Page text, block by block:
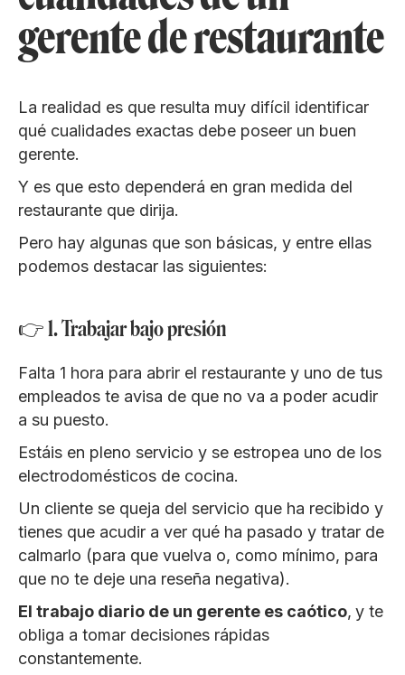
gerente de restaurante
La realidad es que resulta muy difícil identificar
qué cualidades exactas debe poseer un buen
gerente.
Y es que esto dependerá en gran medida del
restaurante que dirija.
Pero hay algunas que son básicas, y entre ellas
podemos destacar las siguientes:
👉 1. Trabajar bajo presión
Falta 1 hora para abrir el restaurante y uno de tus
empleados te avisa de que no va a poder acudir
a su puesto.
Estáis en pleno servicio y se estropea uno de los
electrodomésticos de cocina.
Un cliente se queja del servicio que ha recibido y
tienes que acudir a ver qué ha pasado y tratar de
calmarlo (para que vuelva o, como mínimo, para
que no te deje una reseña negativa).
El trabajo diario de un gerente es caótico, y te
obliga a tomar decisiones rápidas
constantemente.